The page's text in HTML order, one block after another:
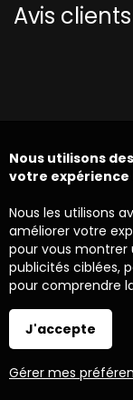
Avis
Nous utilisons
votre
Nous les utilisons
améliorer votre
pour vous montrer
publicités ciblées,
pour comprendre
J'accepte
Gérer mes